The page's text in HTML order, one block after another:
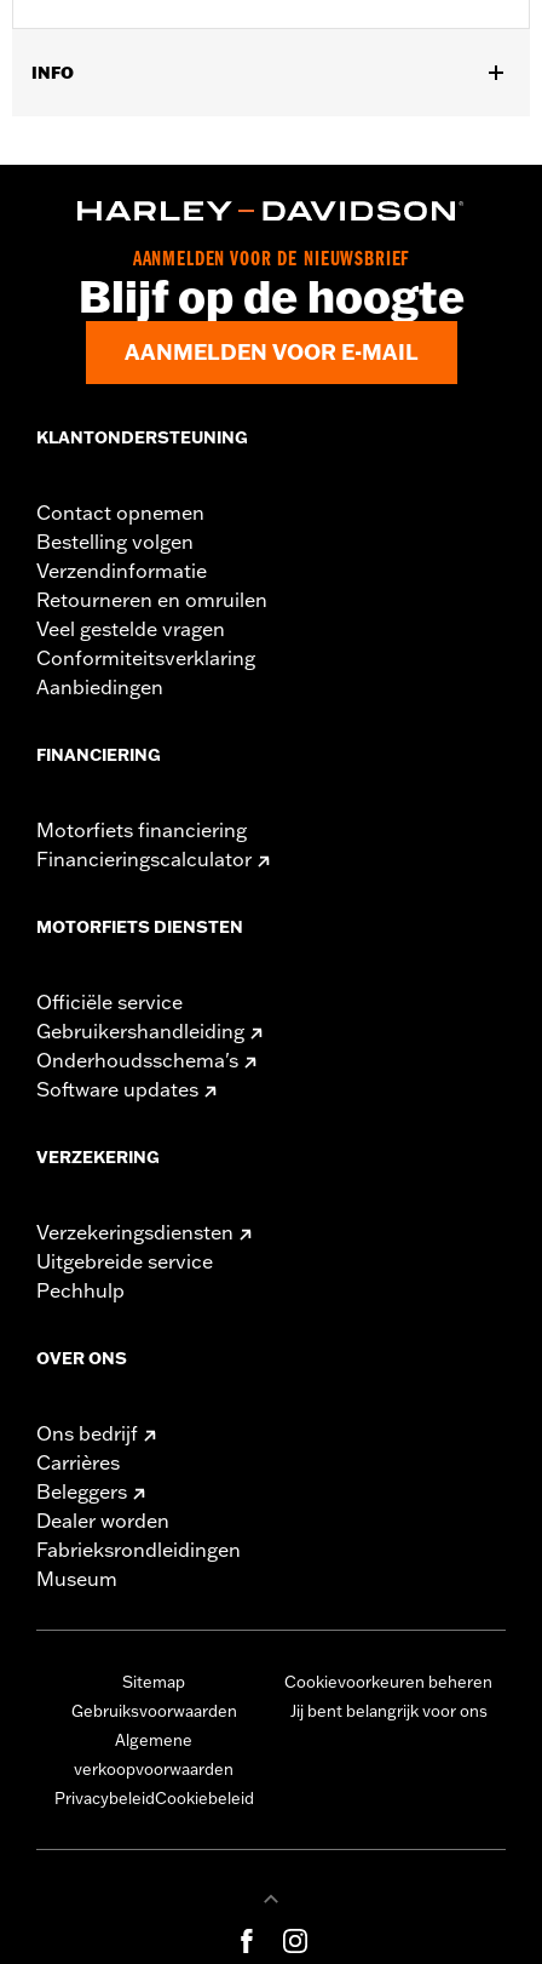
INFO
Installatie-instructies
2 Stuureindbeschermers
AANMELDEN VOOR DE NIEUWSBRIEF
Blijf op de hoogte
AANMELDEN VOOR E-MAIL
KLANTONDERSTEUNING
Contact opnemen
Bestelling volgen
Verzendinformatie
Retourneren en omruilen
Veel gestelde vragen
Conformiteitsverklaring
Aanbiedingen
FINANCIERING
Motorfiets financiering
Financieringscalculator
MOTORFIETS DIENSTEN
Officiële service
Gebruikershandleiding
Onderhoudsschema's
Software updates
VERZEKERING
Verzekeringsdiensten
Uitgebreide service
Pechhulp
OVER ONS
Ons bedrijf
Carrières
Beleggers
Dealer worden
Fabrieksrondleidingen
Museum
Sitemap
Gebruiksvoorwaarden
Algemene
verkoopvoorwaarden
PrivacybeleidCookiebeleid
Cookievoorkeuren beheren
Jij bent belangrijk voor ons